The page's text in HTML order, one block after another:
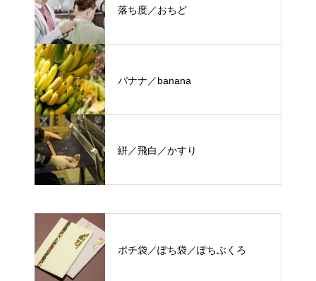
落ち度／おちど
バナナ／banana
絣／飛白／かすり
ポチ袋／ぽち袋／ぽちぶくろ